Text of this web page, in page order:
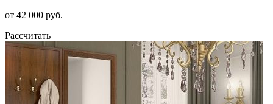
от 42 000 руб.
Рассчитать